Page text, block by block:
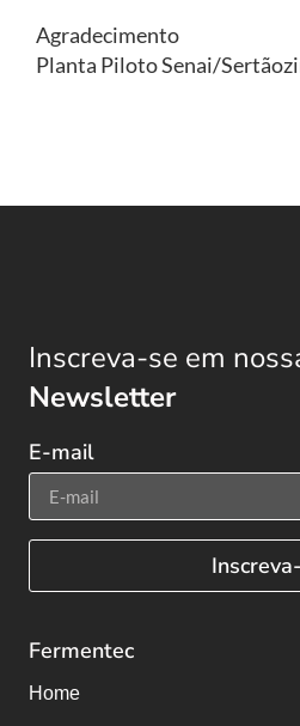
Agradecimento
Planta Piloto Senai/
Inscreva-se em
Newsletter
E-mail
Fermentec
Home